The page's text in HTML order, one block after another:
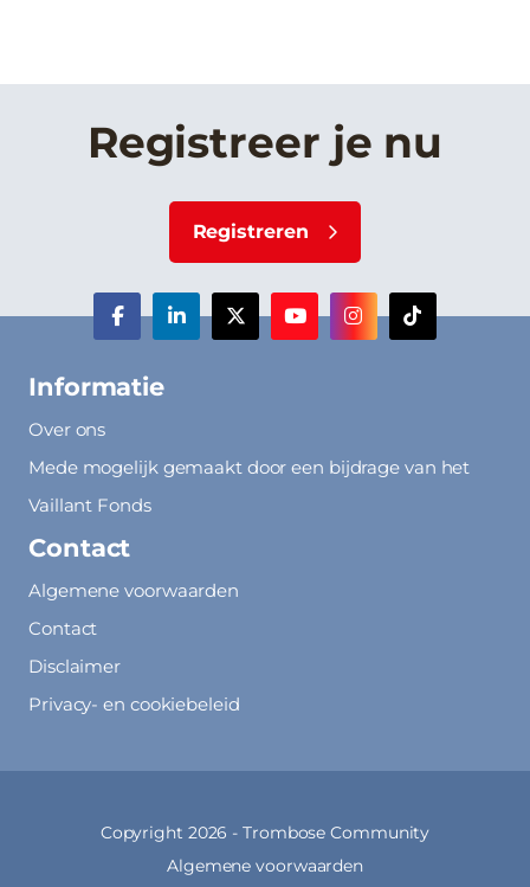
Registreer je nu
Registreren
Informatie
Over ons
Mede mogelijk gemaakt door een bijdrage van het
Vaillant Fonds
Contact
Algemene voorwaarden
Contact
Disclaimer
Privacy- en cookiebeleid
Copyright 2026 -Trombose Community
Algemene voorwaarden